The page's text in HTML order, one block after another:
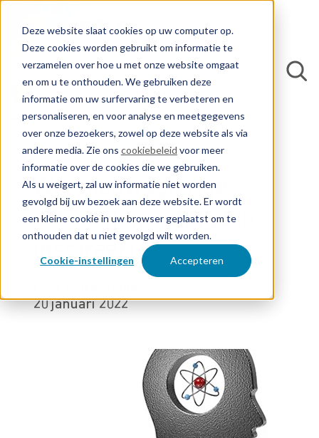
Deze website slaat cookies op uw computer op.
Deze cookies worden gebruikt om informatie te
verzamelen over hoe u met onze website omgaat
en om u te onthouden. We gebruiken deze
informatie om uw surfervaring te verbeteren en
personaliseren, en voor analyse en meetgegevens
over onze bezoekers, zowel op deze website als via
andere media. Zie ons cookiebeleid voor meer
informatie over de cookies die we gebruiken.
Als u weigert, zal uw informatie niet worden
gevolgd bij uw bezoek aan deze website. Er wordt
een kleine cookie in uw browser geplaatst om te
onthouden dat u niet gevolgd wilt worden.
Cookie-instellingen Accepteren
Wat nieuwsgierige
octrooigemachtigden
inspireert
20 januari 2022